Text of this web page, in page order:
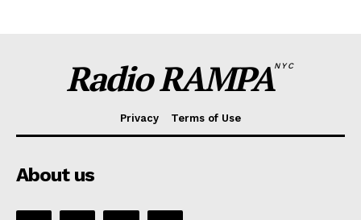
Radio RAMPANYC
Privacy Terms of Use
About us